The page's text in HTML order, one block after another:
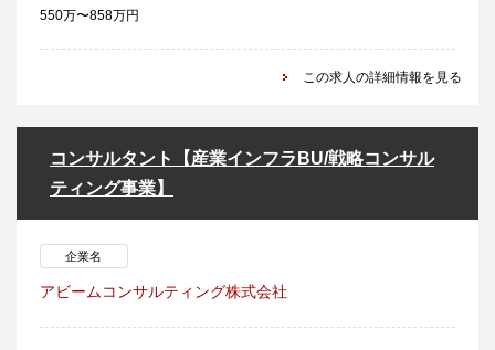
550万〜858万円
この求人の詳細情報を見る
コンサルタント【産業インフラBU/戦略コンサル
ティング事業】
企業名
アビームコンサルティング株式会社